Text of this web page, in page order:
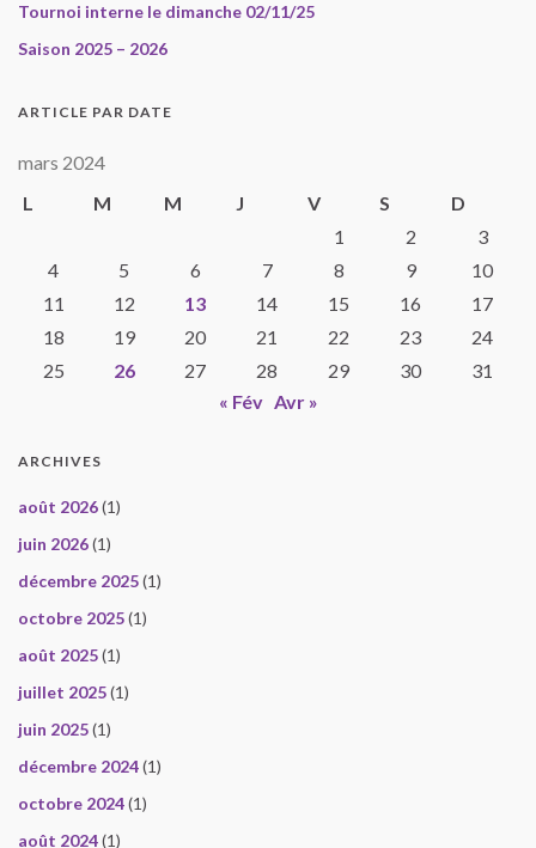
Tournoi interne le dimanche 02/11/25
Saison 2025 – 2026
ARTICLE PAR DATE
mars 2024
L
M M J V S
D
1
2
3
4
5 6 7 8 9
10
11
12 13 14 15 16
17
18
19 20 21 22 23
24
25
26 27 28 29 30
31
« Fév Avr »
ARCHIVES
août 2026(1)
juin 2026(1)
décembre 2025(1)
octobre 2025(1)
août 2025(1)
juillet 2025(1)
juin 2025(1)
décembre 2024(1)
octobre 2024(1)
août 2024(1)